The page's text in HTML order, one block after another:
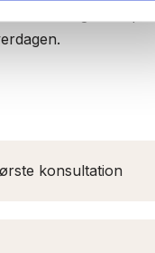
konsultation